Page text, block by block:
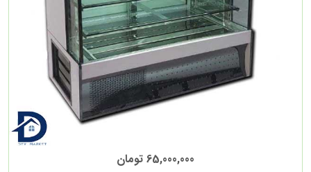
65,000,000 تومان